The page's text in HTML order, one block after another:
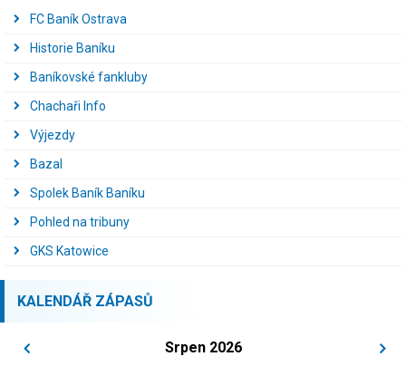
FC Baník Ostrava
Historie Baníku
Baníkovské fankluby
Chachaři Info
Výjezdy
Bazal
Spolek Baník Baníku
Pohled na tribuny
GKS Katowice
KALENDÁŘ ZÁPASŮ
Srpen 2026